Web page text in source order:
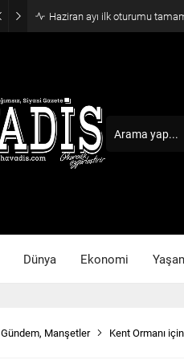
Haziran ayı ilk oturumu
Dünya Ekonomi
Gündem, Manşetler Kent Ormanı